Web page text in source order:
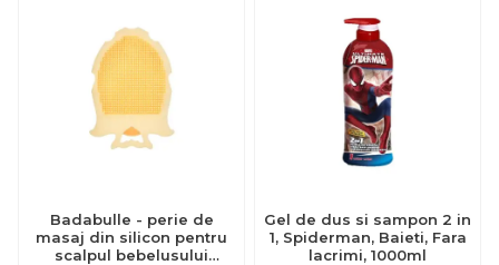
Badabulle - perie de
masaj din silicon pentru
scalpul bebelusului
Gel de dus si sampon 2 in
1, Spiderman, Baieti, Fara
lacrimi, 1000ml